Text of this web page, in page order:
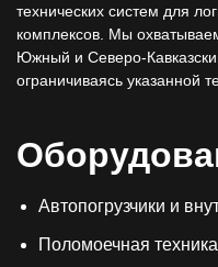
технических систем для
комплексов. Мы
Южный и Северо-
ограничиваясь указанной
Автопогрузчики и
Поломоечная техника